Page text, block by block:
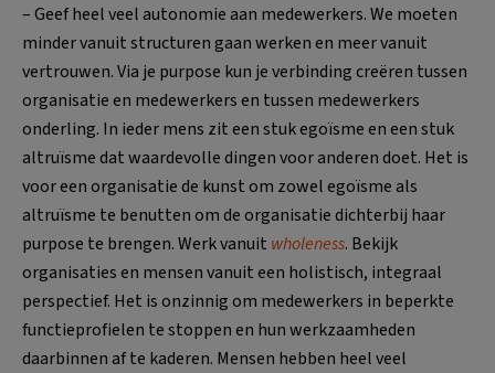
– Geef heel veel autonomie aan medewerkers. We moeten
minder vanuit structuren gaan werken en meer vanuit
vertrouwen. Via je purpose kun je verbinding creëren tussen
organisatie en medewerkers en tussen medewerkers
onderling. In ieder mens zit een stuk egoïsme en een stuk
altruïsme dat waardevolle dingen voor anderen doet. Het is
voor een organisatie de kunst om zowel egoïsme als
altruïsme te benutten om de organisatie dichterbij haar
purpose te brengen. Werk vanuit wholeness. Bekijk
organisaties en mensen vanuit een holistisch, integraal
perspectief. Het is onzinnig om medewerkers in beperkte
functieprofielen te stoppen en hun werkzaamheden
daarbinnen af te kaderen. Mensen hebben heel veel